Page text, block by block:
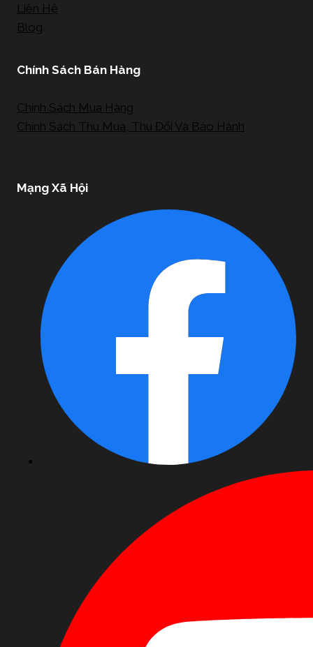
Liên Hệ
Blog
Chính Sách Bán Hàng
Chính Sách Mua Hàng
Chính Sách Thu Mua, Thu Đổi Và Bảo Hành
Mạng Xã Hội